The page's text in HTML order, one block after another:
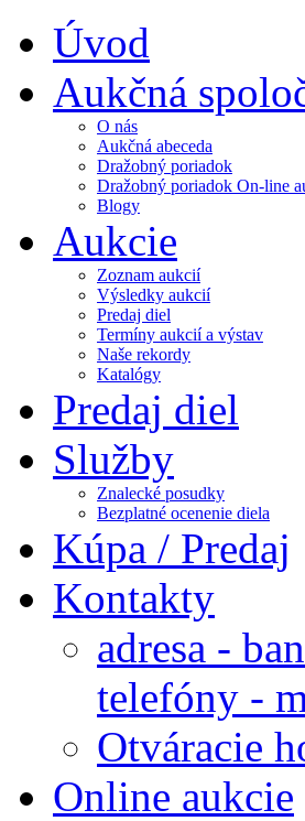
Úvod
Aukčná
O nás
Aukčná abeceda
Dražobný poriadok
Dražobný poriadok On-line
Blogy
Aukcie
Zoznam aukcií
Výsledky aukcií
Predaj diel
Termíny aukcií a výstav
Naše rekordy
Katalógy
Predaj diel
Služby
Znalecké posudky
Bezplatné ocenenie diela
Kúpa / Predaj
Kontakty
adresa -
telefóny -
Otváracie
Online aukcie